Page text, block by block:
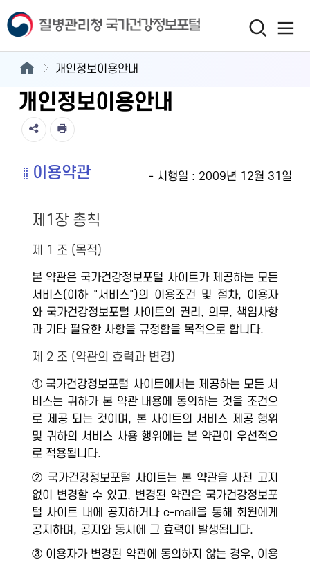
개인정보이용안내
개인정보이용안내
- 시행일 : 2009년 12월 31일
이용약관
제1장 총칙
제 1 조 (목적)
본 약관은 국가건강정보포털 사이트가 제공하는 모든
서비스(이하 "서비스")의 이용조건 및 절차, 이용자
와 국가건강정보포털 사이트의 권리, 의무, 책임사항
과 기타 필요한 사항을 규정함을 목적으로 합니다.
제 2 조 (약관의 효력과 변경)
① 국가건강정보포털 사이트에서는 제공하는 모든 서
비스는 귀하가 본 약관 내용에 동의하는 것을 조건으
로 제공 되는 것이며, 본 사이트의 서비스 제공 행위
및 귀하의 서비스 사용 행위에는 본 약관이 우선적으
로 적용됩니다.
② 국가건강정보포털 사이트는 본 약관을 사전 고지
없이 변경할 수 있고, 변경된 약관은 국가건강정보포
털 사이트 내에 공지하거나 e-mail을 통해 회원에게
공지하며, 공지와 동시에 그 효력이 발생됩니다.
③ 이용자가 변경된 약관에 동의하지 않는 경우, 이용